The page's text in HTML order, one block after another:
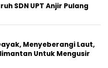
SDN UPT Anjir Pulang
Menyeberangi Laut,
Untuk Mengusir